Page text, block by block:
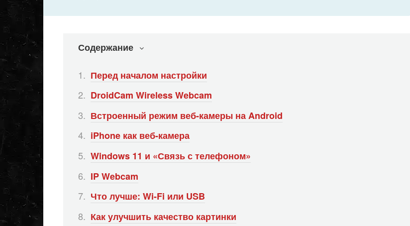
Содержание
Перед началом настройки
DroidCam Wireless Webcam
Встроенный режим веб-камеры на Android
iPhone как веб-камера
Windows 11 и «Связь с телефоном»
IP Webcam
Что лучше: Wi-Fi или USB
Как улучшить качество картинки